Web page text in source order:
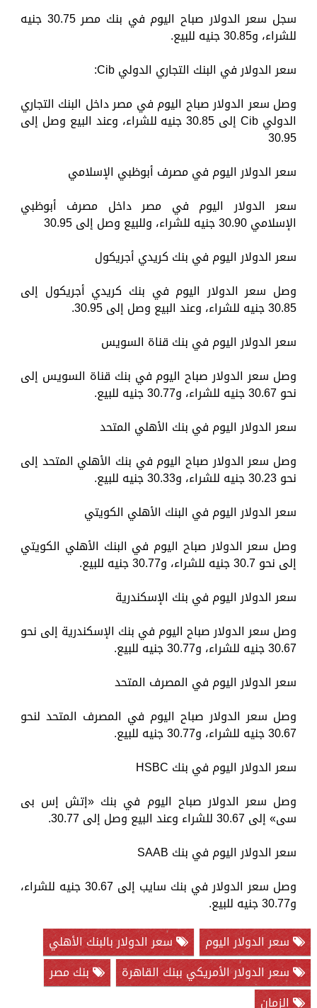
سجل سعر الدولار صباح اليوم في بنك مصر 30.75 جنيه
للشراء، و30.85 جنيه للبيع.
سعر الدولار في البنك التجاري الدولي Cib:
وصل سعر الدولار صباح اليوم في مصر داخل البنك التجاري
الدولي Cib إلى 30.85 جنيه للشراء، وعند البيع وصل إلى
30.95
سعر الدولار اليوم في مصرف أبوظبي الإسلامي
سعر الدولار اليوم في مصر داخل مصرف أبوظبي
الإسلامي 30.90 جنيه للشراء، وللبيع وصل إلى 30.95
سعر الدولار اليوم في بنك كريدي أجريكول
وصل سعر الدولار اليوم في بنك كريدي أجريكول إلى
30.85 جنيه للشراء، وعند البيع وصل إلى 30.95.
سعر الدولار اليوم في بنك قناة السويس
وصل سعر الدولار صباح اليوم في بنك قناة السويس إلى
نحو 30.67 جنيه للشراء، و30.77 جنيه للبيع.
سعر الدولار اليوم في بنك الأهلي المتحد
وصل سعر الدولار صباح اليوم في بنك الأهلي المتحد إلى
نحو 30.23 جنيه للشراء، و30.33 جنيه للبيع.
سعر الدولار اليوم في البنك الأهلي الكويتي
وصل سعر الدولار صباح اليوم في البنك الأهلي الكويتي
إلى نحو 30.7 جنيه للشراء، و30.77 جنيه للبيع.
سعر الدولار اليوم في بنك الإسكندرية
وصل سعر الدولار صباح اليوم في بنك الإسكندرية إلى نحو
30.67 جنيه للشراء، و30.77 جنيه للبيع.
سعر الدولار اليوم في المصرف المتحد
وصل سعر الدولار صباح اليوم في المصرف المتحد لنحو
30.67 جنيه للشراء، و30.77 جنيه للبيع.
سعر الدولار اليوم في بنك HSBC
وصل سعر الدولار صباح اليوم في بنك «إتش إس بى
سى» إلى 30.67 للشراء وعند البيع وصل إلى 30.77.
سعر الدولار اليوم في بنك SAAB
وصل سعر الدولار في بنك سايب إلى 30.67 جنيه للشراء،
و30.77 جنيه للبيع.
سعر الدولار اليوم
سعر الدولار بالبنك الأهلي
سعر الدولار الأمريكي ببنك القاهرة
بنك مصر
الزمان